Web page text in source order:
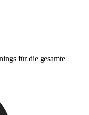
für die gesamte